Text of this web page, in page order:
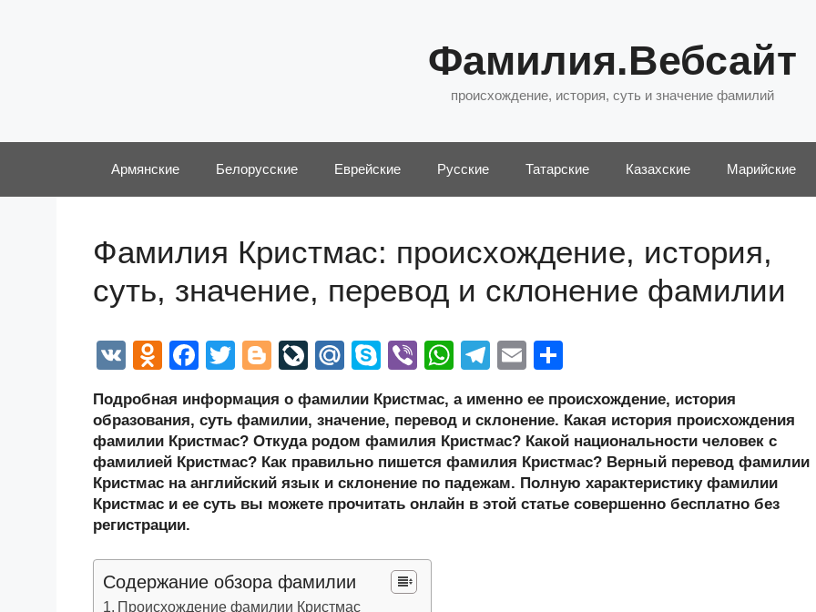
Фамилия.Вебсайт
происхождение, история, суть и значение фамилий
Армянские Белорусские Еврейские Русские Татарские Казахские Марийские
Фамилия Кристмас: происхождение, история,
суть, значение, перевод и склонение фамилии
V
O
n
o
kl
a
ss
ni
ki
F
c
e
b
o
k
T
tt
er
Bl
g
g
er
Li
e
J
o
ur
al
M
.R
u
S
p
e
Vi
er
W
at
s
A
p
T
e
gr
a
m
E
ail р
а
в
и
Подробная информация о фамилии Кристмас, а именно ее происхождение, история
образования, суть фамилии, значение, перевод и склонение. Какая история происхождения
фамилии Кристмас? Откуда родом фамилия Кристмас? Какой национальности человек с
фамилией Кристмас? Как правильно пишется фамилия Кристмас? Верный перевод фамилии
Кристмас на английский язык и склонение по падежам. Полную характеристику фамилии
Кристмас и ее суть вы можете прочитать онлайн в этой статье совершенно бесплатно без
регистрации.
Содержание обзора фамилии
Происхождение фамилии Кристмас